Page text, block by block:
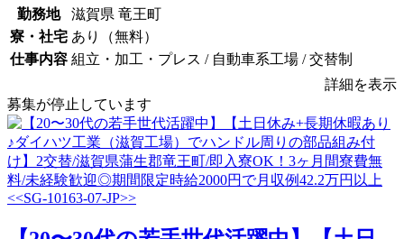
勤務地
滋賀県 竜王町
寮・社宅 あり（無料）
仕事内容 組立・加工・プレス / 自動車系工場 / 交替制
詳細を表示
募集が停止しています